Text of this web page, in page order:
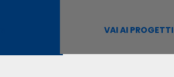
VAI AI PROGETTI